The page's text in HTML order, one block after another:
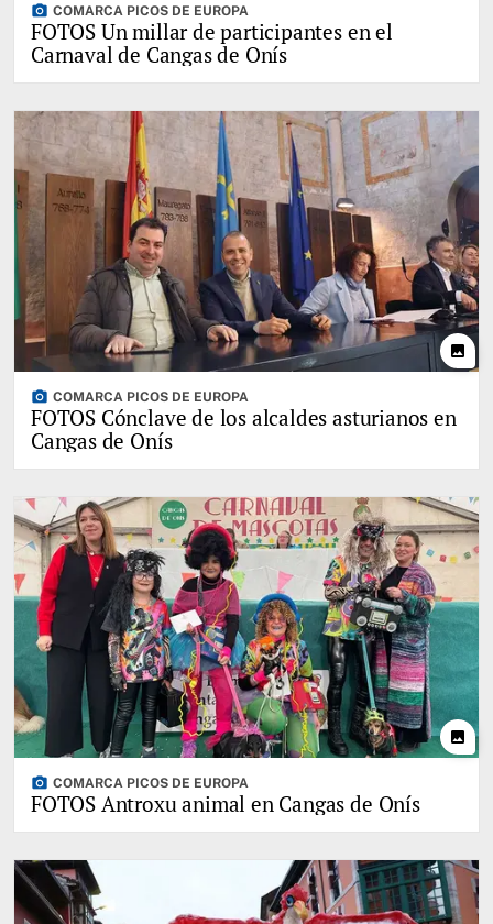
photo_camera COMARCA PICOS DE EUROPA
FOTOS Un millar de participantes en el
Carnaval de Cangas de Onís
photo
photo_camera COMARCA PICOS DE EUROPA
FOTOS Cónclave de los alcaldes asturianos en
Cangas de Onís
photo
photo_camera COMARCA PICOS DE EUROPA
FOTOS Antroxu animal en Cangas de Onís